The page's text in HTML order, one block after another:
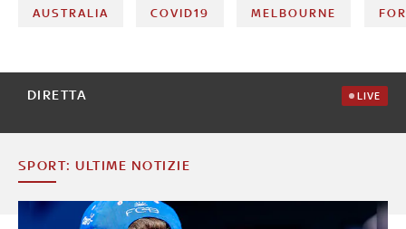
AUSTRALIA COVID19 MELBOURNE
DIRETTA LIVE
SPORT: ULTIME NOTIZIE